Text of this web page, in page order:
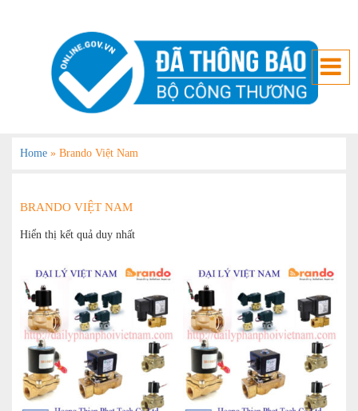
Home » Brando Việt Nam
BRANDO VIỆT NAM
Hiển thị kết quả duy nhất